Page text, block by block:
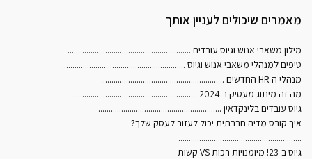
מאמרים שיכולים לעניין אותך
מילון משאבי אנוש וגיוס עובדים ...........................................................
טיפים למנהלי משאבי אנוש וגיוס ...........................................................
מנהלי ה HR החדשים
...........................................................
מה זה מיתוג מעסיק ב 2024
...........................................................
גיוס עובדים בלינקדאין ...........................................................
איך קורס מדיה חברתית יכול לעזור לעסק שלך?
...........................................................
גיוס ב-23! מיומנויות רכות VS קשות